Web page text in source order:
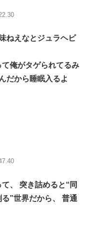
ねえなとジュラヘビ
て俺がタゲられてるみ
だから睡眠入るよ
、 突き詰めると“同
”世界だから、 普通